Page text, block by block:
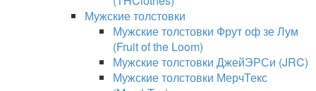
Мужские толстовки
Мужские толстовки Фрут оф зе Лум
(Fruit of the Loom)
Мужские толстовки ДжейЭРСи (JRC)
Мужские толстовки МерчТекс